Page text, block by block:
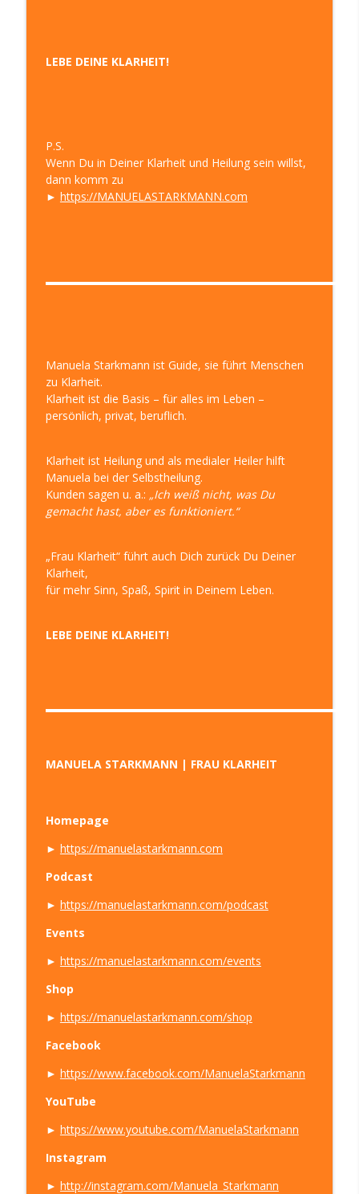
LEBE DEINE KLARHEIT!
P.S.
Wenn Du in Deiner Klarheit und Heilung sein willst,
dann komm zu
► https://MANUELASTARKMANN.com
▬▬▬▬▬▬▬▬▬▬▬▬▬▬▬▬▬▬▬▬▬▬▬▬▬▬▬▬
Manuela Starkmann ist Guide, sie führt Menschen
zu Klarheit.
Klarheit ist die Basis – für alles im Leben –
persönlich, privat, beruflich.
Klarheit ist Heilung und als medialer Heiler hilft
Manuela bei der Selbstheilung.
Kunden sagen u. a.: „Ich weiß nicht, was Du
gemacht hast, aber es funktioniert.“
„Frau Klarheit“ führt auch Dich zurück Du Deiner
Klarheit,
für mehr Sinn, Spaß, Spirit in Deinem Leben.
LEBE DEINE KLARHEIT!
▬▬▬▬▬▬▬▬▬▬▬▬▬▬▬▬▬▬▬▬▬▬▬▬▬▬▬▬
MANUELA STARKMANN | FRAU KLARHEIT
Homepage
► https://manuelastarkmann.com
Podcast
► https://manuelastarkmann.com/podcast
Events
► https://manuelastarkmann.com/events
Shop
► https://manuelastarkmann.com/shop
Facebook
► https://www.facebook.com/ManuelaStarkmann
YouTube
► https://www.youtube.com/ManuelaStarkmann
Instagram
► http://instagram.com/Manuela_Starkmann